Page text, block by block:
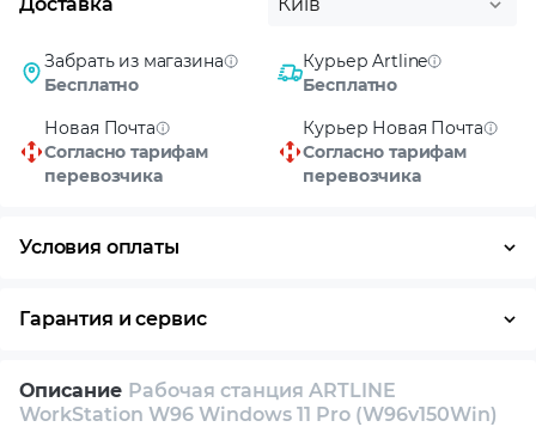
Забрать из магазина
Бесплатно
Курьер Artline
Бесплатно
Новая Почта
Согласно тарифам
перевозчика
Курьер Новая Почта
Согласно тарифам
перевозчика
Условия оплаты
Гарантия и сервис
Возврат и обмен в течение 14 дней
Описание Рабочая станция ARTLINE
WorkStation W96 Windows 11 Pro (W96v150Win)